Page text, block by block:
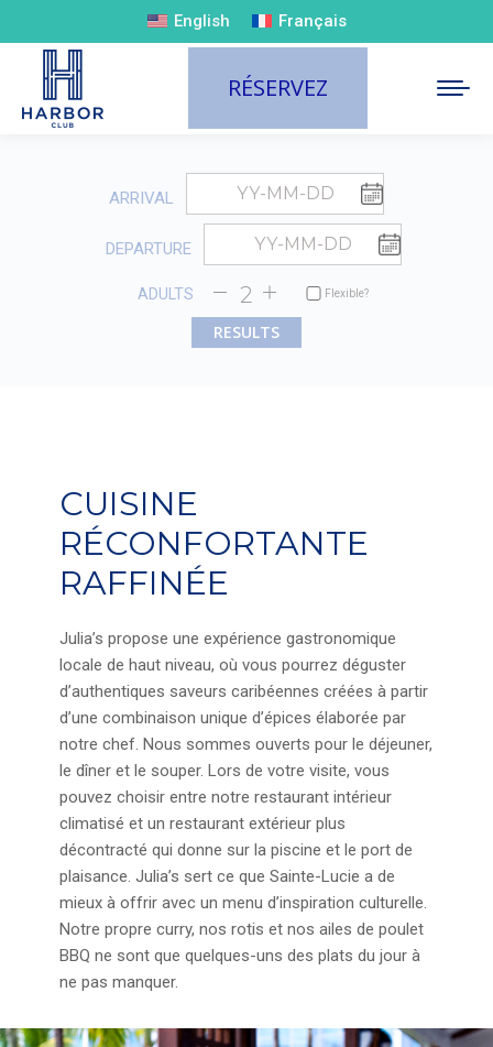
English Français
RÉSERVEZ
ARRIVAL
DEPARTURE
ADULTS Flexible?
CUISINE
RÉCONFORTANTE
RAFFINÉE
Julia’s propose une expérience gastronomique
locale de haut niveau, où vous pourrez déguster
d’authentiques saveurs caribéennes créées à partir
d’une combinaison unique d’épices élaborée par
notre chef. Nous sommes ouverts pour le déjeuner,
le dîner et le souper. Lors de votre visite, vous
pouvez choisir entre notre restaurant intérieur
climatisé et un restaurant extérieur plus
décontracté qui donne sur la piscine et le port de
plaisance. Julia’s sert ce que Sainte-Lucie a de
mieux à offrir avec un menu d’inspiration culturelle.
Notre propre curry, nos rotis et nos ailes de poulet
BBQ ne sont que quelques-uns des plats du jour à
ne pas manquer.